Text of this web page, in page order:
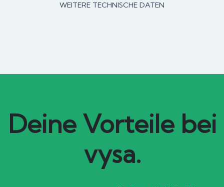
WEITERE TECHNISCHE DATEN
Deine Vorteile bei
vysa.